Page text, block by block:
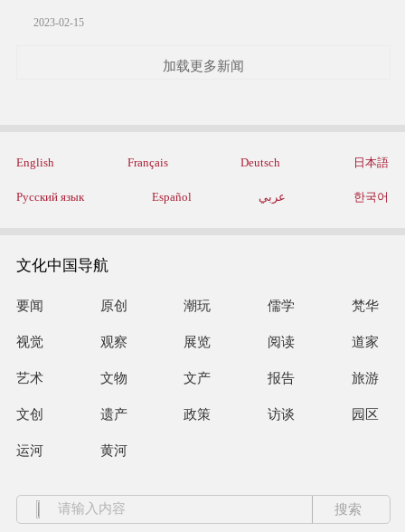
2023-02-15
加载更多新闻
English Français Deutsch 日本語
Русский язык Español عربي 한국어
文化中国导航
要闻 原创 潮玩 儒学 梵华
视觉 观察 展览 阅读 道家
艺术 文物 文产 报告 旅游
文创 遗产 政策 访谈 园区
运河 黄河